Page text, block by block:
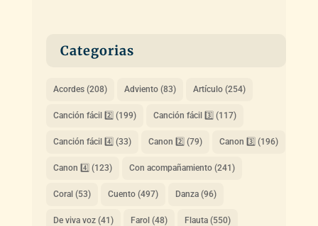
Categorias
Acordes(208) Adviento(83) Artículo(254)
Canción fácil 2️⃣ (199) Canción fácil 3️⃣ (117)
Canción fácil 4️⃣ (33) Canon 2️⃣ (79) Canon 3️⃣ (196)
Canon 4️⃣ (123) Con acompañamiento(241)
Coral (53) Cuento(497) Danza(96)
De viva voz(41) Farol (48) Flauta(550)